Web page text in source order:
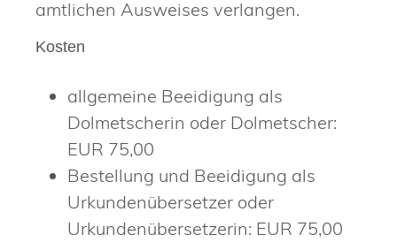
amtlichen Ausweises verlangen.
Kosten
allgemeine Beeidigung als
Dolmetscherin oder Dolmetscher:
EUR 75,00
Bestellung und Beeidigung als
Urkundenübersetzer oder
Urkundenübersetzerin: EUR 75,00